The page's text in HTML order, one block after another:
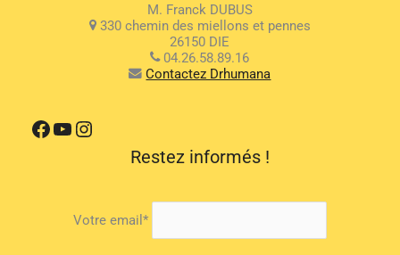
M. Franck DUBUS
330 chemin des miellons et pennes
26150 DIE
04.26.58.89.16
Contactez Drhumana
Facebook
YouTube
Instagram
Restez informés !
Votre email*